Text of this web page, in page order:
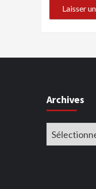
Archives
Archives